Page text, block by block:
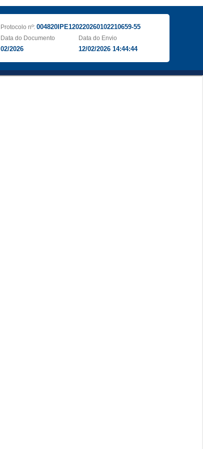
Protocolo nº: 004820IPE120220260102210659-55
Data do Documento
02/2026
Data do Envio
12/02/2026 14:44:44